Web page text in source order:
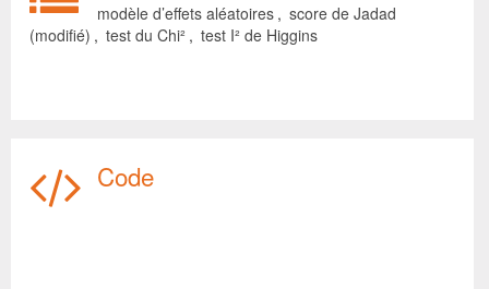
modèle d’effets aléatoires , score de Jadad
(modifié) , test du Chi² , test I² de Higgins
Code